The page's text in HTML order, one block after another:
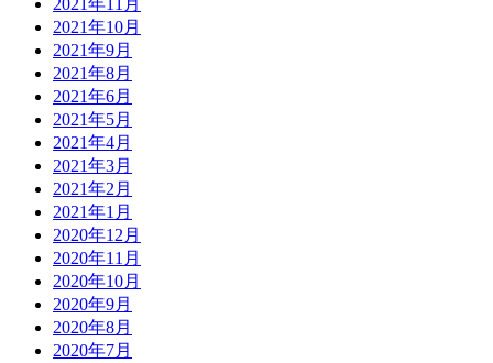
2021年11月
2021年10月
2021年9月
2021年8月
2021年6月
2021年5月
2021年4月
2021年3月
2021年2月
2021年1月
2020年12月
2020年11月
2020年10月
2020年9月
2020年8月
2020年7月